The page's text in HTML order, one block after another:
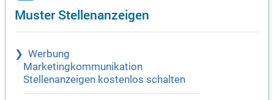
Muster Stellenanzeigen
Werbung
Marketingkommunikation
Stellenanzeigen kostenlos schalten